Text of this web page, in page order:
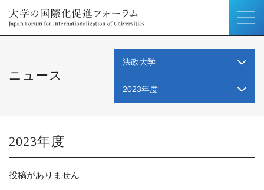
ニュース
法政大学
2023年度
2023
投稿がありません